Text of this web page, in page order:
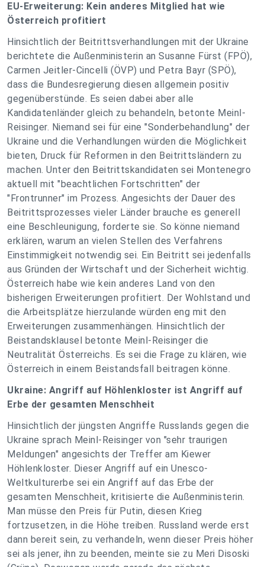
EU-Erweiterung: Kein anderes Mitglied hat wie
Österreich profitiert
Hinsichtlich der Beitrittsverhandlungen mit der Ukraine
berichtete die Außenministerin an Susanne Fürst (FPÖ),
Carmen Jeitler-Cincelli (ÖVP) und Petra Bayr (SPÖ),
dass die Bundesregierung diesen allgemein positiv
gegenüberstünde. Es seien dabei aber alle
Kandidatenländer gleich zu behandeln, betonte Meinl-
Reisinger. Niemand sei für eine "Sonderbehandlung" der
Ukraine und die Verhandlungen würden die Möglichkeit
bieten, Druck für Reformen in den Beitrittsländern zu
machen. Unter den Beitrittskandidaten sei Montenegro
aktuell mit "beachtlichen Fortschritten" der
"Frontrunner" im Prozess. Angesichts der Dauer des
Beitrittsprozesses vieler Länder brauche es generell
eine Beschleunigung, forderte sie. So könne niemand
erklären, warum an vielen Stellen des Verfahrens
Einstimmigkeit notwendig sei. Ein Beitritt sei jedenfalls
aus Gründen der Wirtschaft und der Sicherheit wichtig.
Österreich habe wie kein anderes Land von den
bisherigen Erweiterungen profitiert. Der Wohlstand und
die Arbeitsplätze hierzulande würden eng mit den
Erweiterungen zusammenhängen. Hinsichtlich der
Beistandsklausel betonte Meinl-Reisinger die
Neutralität Österreichs. Es sei die Frage zu klären, wie
Österreich in einem Beistandsfall beitragen könne.
Ukraine: Angriff auf Höhlenkloster ist Angriff auf
Erbe der gesamten Menschheit
Hinsichtlich der jüngsten Angriffe Russlands gegen die
Ukraine sprach Meinl-Reisinger von "sehr traurigen
Meldungen" angesichts der Treffer am Kiewer
Höhlenkloster. Dieser Angriff auf ein Unesco-
Weltkulturerbe sei ein Angriff auf das Erbe der
gesamten Menschheit, kritisierte die Außenministerin.
Man müsse den Preis für Putin, diesen Krieg
fortzusetzen, in die Höhe treiben. Russland werde erst
dann bereit sein, zu verhandeln, wenn dieser Preis höher
sei als jener, ihn zu beenden, meinte sie zu Meri Disoski